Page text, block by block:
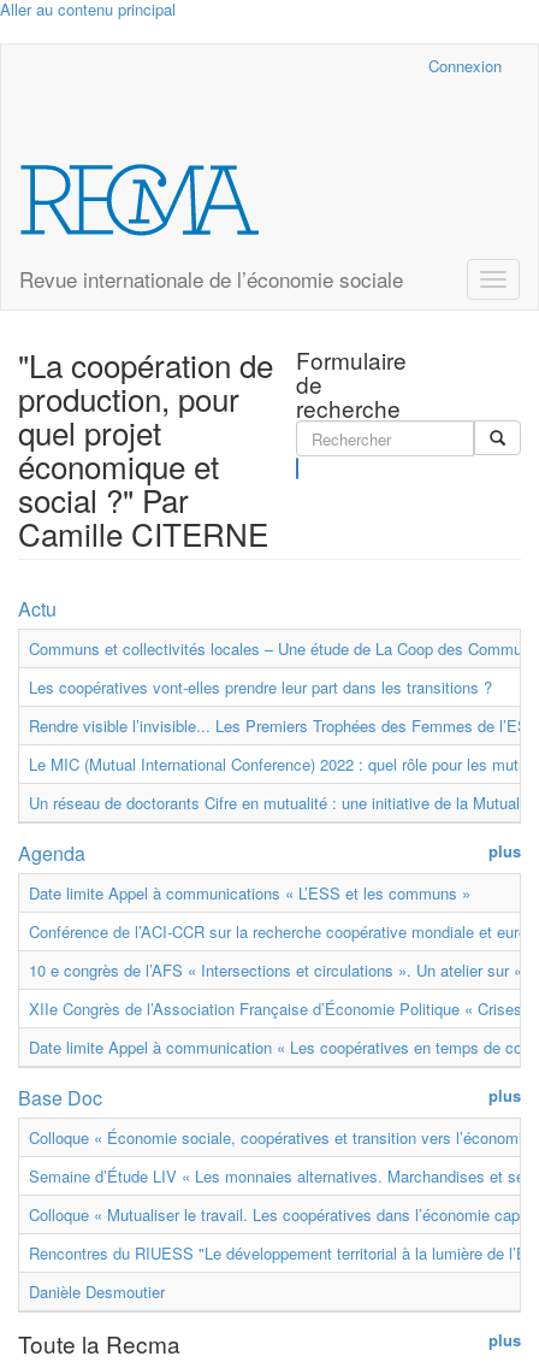
Aller au contenu principal
Connexion
Revue internationale de l’économie sociale
Toggle
Formulaire
de
recherche
"La coopération de
production, pour
quel projet
économique et
social ?" Par
Camille CITERNE
Actu
Communs et collectivités locales – Une étude de La Coop des
Les coopératives vont-elles prendre leur part dans les transitions ?
Rendre visible l’invisible... Les Premiers Trophées des Femmes de
Le MIC (Mutual International Conference) 2022 : quel rôle pour les
Un réseau de doctorants Cifre en mutualité : une initiative de la
plus
Agenda
Date limite Appel à communications « L’ESS et les communs »
Conférence de l’ACI-CCR sur la recherche coopérative mondiale et
10 e congrès de l’AFS « Intersections et circulations ». Un atelier sur «
XIIe Congrès de l’Association Française d’Économie Politique « Crises
Date limite Appel à communication « Les coopératives en temps de
plus
Base Doc
Colloque « Économie sociale, coopératives et transition vers
Semaine d’Étude LIV « Les monnaies alternatives. Marchandises et
Colloque « Mutualiser le travail. Les coopératives dans l’économie
Rencontres du RIUESS "Le développement territorial à la lumière de
Danièle Desmoutier
plus
Toute la Recma